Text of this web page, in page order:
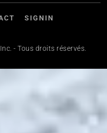
SIGNIN
- Tous droits réservés.